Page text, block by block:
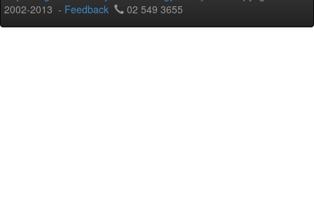
2002-2013 - Feedback 02 549 3655